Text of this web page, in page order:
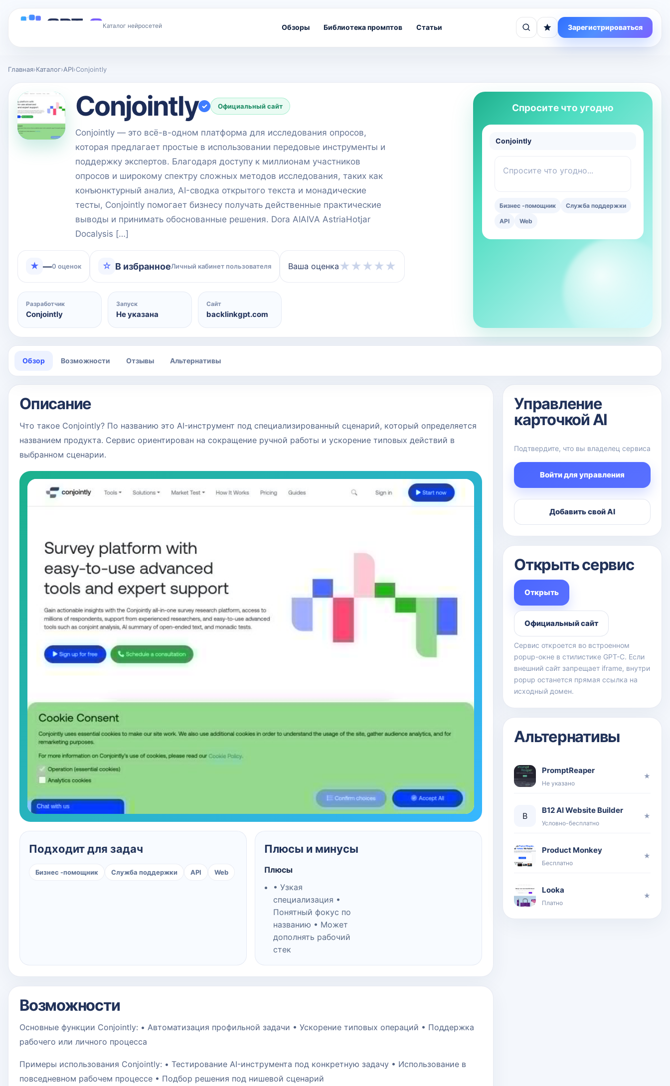
Каталог нейросетей Обзоры Библиотека промптов Статьи Зарегистрироваться
Главная›Каталог›API›Conjointly
Conjointly ✓ Официальный сайт
Conjointly — это всё-в-одном платформа для исследования опросов,
которая предлагает простые в использовании передовые инструменты и
поддержку экспертов. Благодаря доступу к миллионам участников
опросов и широкому спектру сложных методов исследования, таких как
конъюнктурный анализ, AI-сводка открытого текста и монадические
тесты, Conjointly помогает бизнесу получать действенные практические
выводы и принимать обоснованные решения. Dora AIAIVA AstriaHotjar
Docalysis […]
★ —0 оценок ☆ В избранноеЛичный кабинет пользователя Ваша оценка ★ ★ ★ ★ ★
Разработчик
Conjointly
Запуск
Не указана
Сайт
backlinkgpt.com
Спросите что угодно
Conjointly
Спросите что угодно...
Бизнес -помощник Служба поддержки
API Web
Обзор Возможности Отзывы Альтернативы
Описание
Что такое Conjointly? По названию это AI-инструмент под специализированный сценарий, который определяется
названием продукта. Сервис ориентирован на сокращение ручной работы и ускорение типовых действий в
выбранном сценарии.
Подходит для задач
Бизнес -помощник Служба поддержки API Web
Плюсы и минусы
Плюсы
• Узкая
специализация •
Понятный фокус по
названию • Может
дополнять рабочий
стек
Возможности
Основные функции Conjointly: • Автоматизация профильной задачи • Ускорение типовых операций • Поддержка
рабочего или личного процесса
Примеры использования Conjointly: • Тестирование AI-инструмента под конкретную задачу • Использование в
повседневном рабочем процессе • Подбор решения под нишевой сценарий
Управление
карточкой AI
Подтвердите, что вы владелец сервиса
Войти для управления
Добавить свой AI
Открыть сервис
Открыть
Официальный сайт
Сервис откроется во встроенном
popup-окне в стилистике GPT-C. Если
внешний сайт запрещает iframe, внутри
popup останется прямая ссылка на
исходный домен.
Альтернативы
PromptReaper
Не указано
★
B
B12 AI Website Builder
Условно-бесплатно
★
Product Monkey
Бесплатно
★
Looka
Платно
★